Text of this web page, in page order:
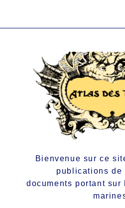
Bienvenue sur ce
publications de
documents portant sur